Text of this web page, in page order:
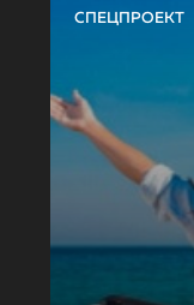
СПЕЦПРОЕКТ